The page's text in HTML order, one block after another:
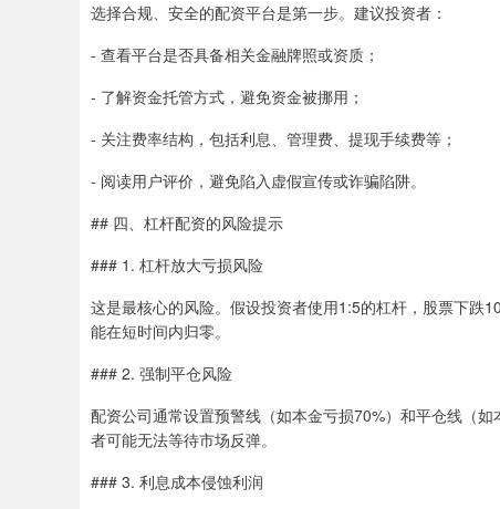
选择合规、安全的配资平台是第一步。建议投资者：
- 查看平台是否具备相关金融牌照或资质；
- 了解资金托管方式，避免资金被挪用；
- 关注费率结构，包括利息、管理费、提现手续费等；
- 阅读用户评价，避免陷入虚假宣传或诈骗陷阱。
## 四、杠杆配资的风险提示
### 1. 杠杆放大亏损风险
这是最核心的风险。假设投资者使用1:5的杠杆，股票下跌
能在短时间内归零。
### 2. 强制平仓风险
配资公司通常设置预警线（如本金亏损70%）和平仓线（
者可能无法等待市场反弹。
### 3. 利息成本侵蚀利润